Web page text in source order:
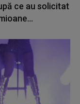
ce au solicitat